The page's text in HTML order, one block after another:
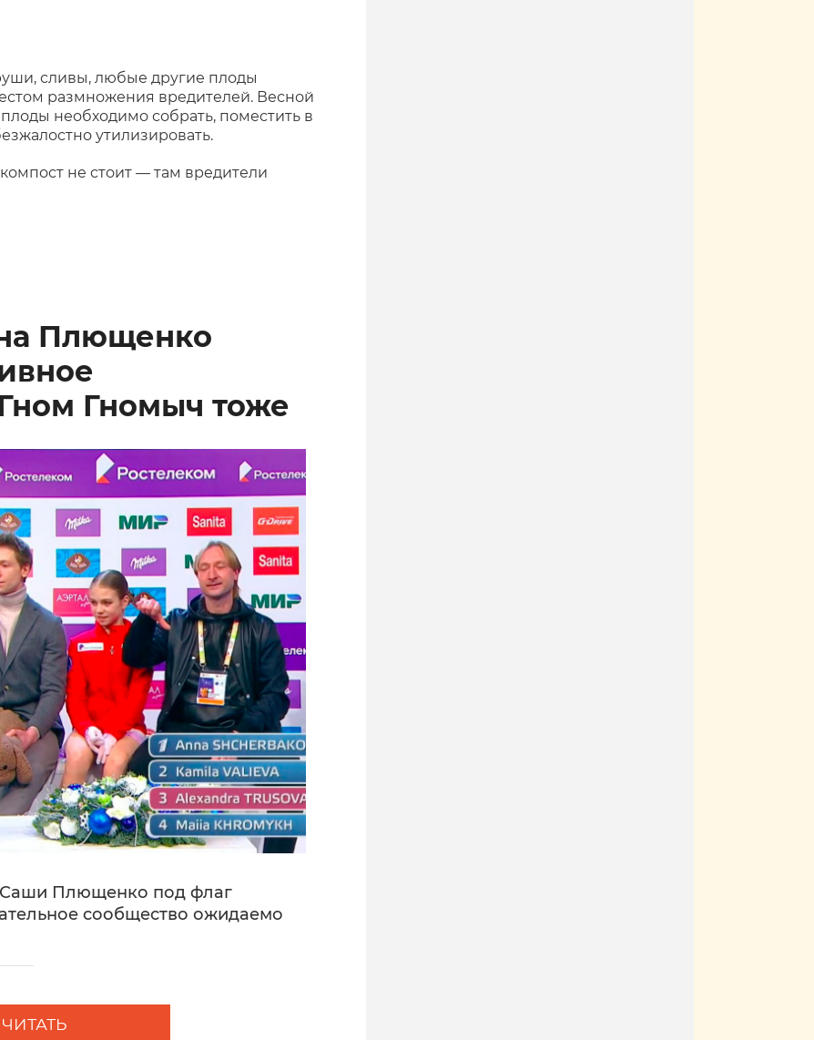
сливы, любые другие плоды
размножения вредителей. Весной
необходимо собрать, поместить в
утилизировать.
не стоит — там вредители
Плющенко
Гномыч тоже
Саши Плющенко под флаг
сообщество ожидаемо
ЧИТАТЬ